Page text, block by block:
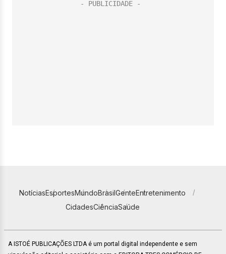
NotíciasEsportesMundoBrasilGenteEntretenimento
CidadesCiênciaSaúde
A ISTOÉ PUBLICAÇÕES LTDA é um portal digital independente e sem